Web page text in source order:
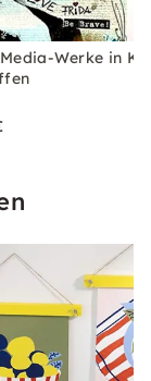
Werke in